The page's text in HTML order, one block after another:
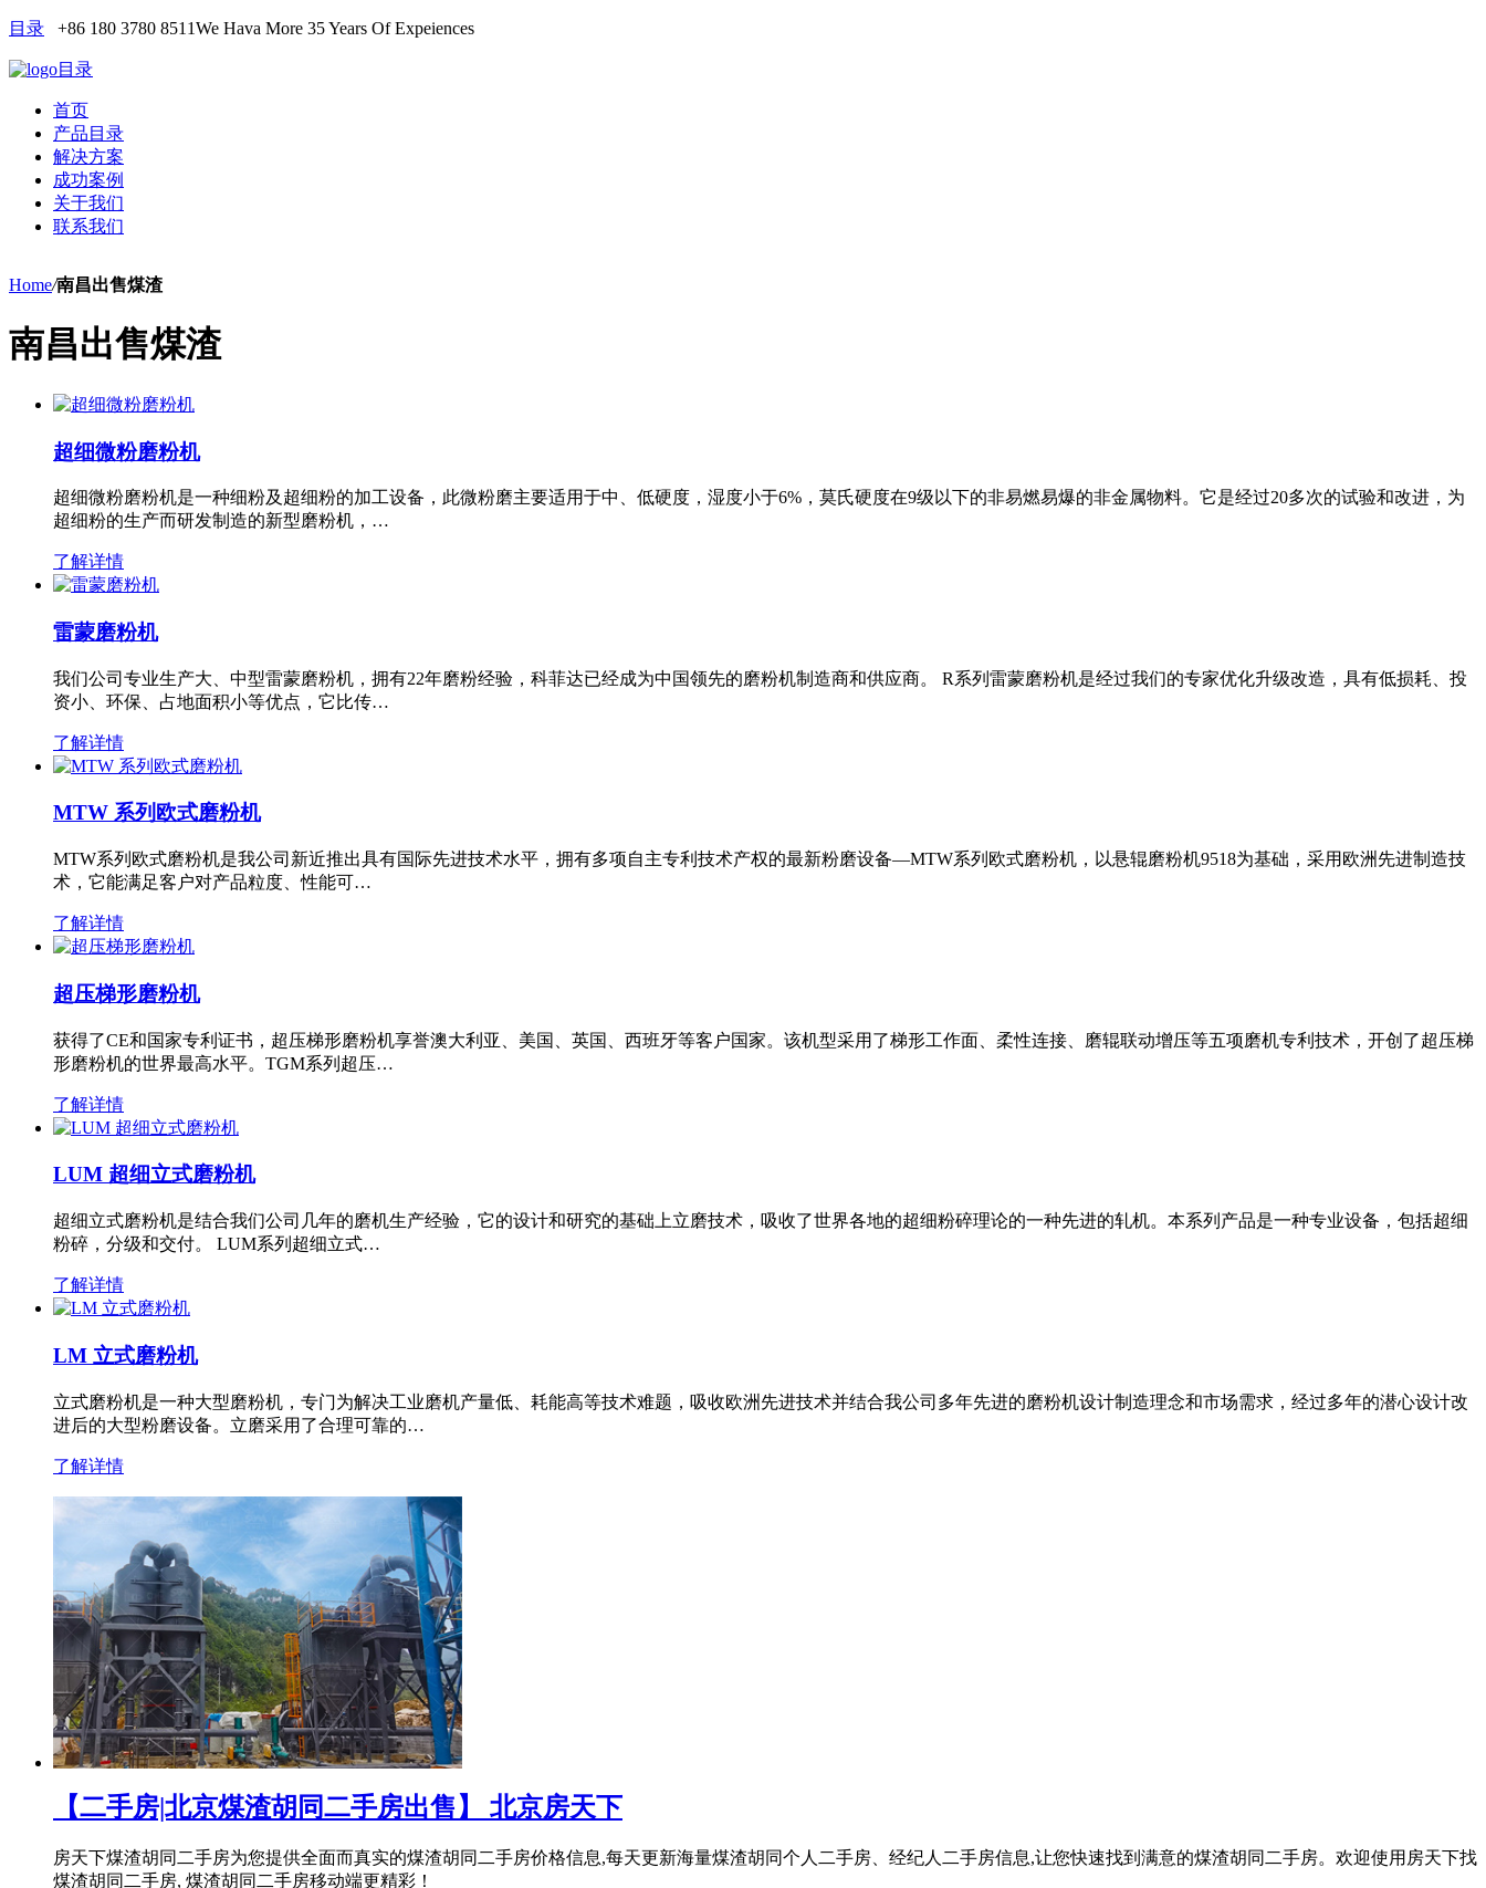
目录 +86 180 3780 8511We Hava More 35 Years Of Expeiences
目录
首页
产品目录
解决方案
成功案例
关于我们
联系我们
Home/南昌出售煤渣
南昌出售煤渣
超细微粉磨粉机
超细微粉磨粉机是一种细粉及超细粉的加工设备，此微粉磨主要适用于中、低硬度，湿度小于6%，莫氏硬度在9级以下的非易燃易爆的非金属物料。它是经过20多次的试验和改进，为
超细粉的生产而研发制造的新型磨粉机，…
了解详情
雷蒙磨粉机
我们公司专业生产大、中型雷蒙磨粉机，拥有22年磨粉经验，科菲达已经成为中国领先的磨粉机制造商和供应商。 R系列雷蒙磨粉机是经过我们的专家优化升级改造，具有低损耗、投
资小、环保、占地面积小等优点，它比传…
了解详情
MTW 系列欧式磨粉机
MTW系列欧式磨粉机是我公司新近推出具有国际先进技术水平，拥有多项自主专利技术产权的最新粉磨设备—MTW系列欧式磨粉机，以悬辊磨粉机9518为基础，采用欧洲先进制造技
术，它能满足客户对产品粒度、性能可…
了解详情
超压梯形磨粉机
获得了CE和国家专利证书，超压梯形磨粉机享誉澳大利亚、美国、英国、西班牙等客户国家。该机型采用了梯形工作面、柔性连接、磨辊联动增压等五项磨机专利技术，开创了超压梯
形磨粉机的世界最高水平。TGM系列超压…
了解详情
LUM 超细立式磨粉机
超细立式磨粉机是结合我们公司几年的磨机生产经验，它的设计和研究的基础上立磨技术，吸收了世界各地的超细粉碎理论的一种先进的轧机。本系列产品是一种专业设备，包括超细
粉碎，分级和交付。 LUM系列超细立式…
了解详情
LM 立式磨粉机
立式磨粉机是一种大型磨粉机，专门为解决工业磨机产量低、耗能高等技术难题，吸收欧洲先进技术并结合我公司多年先进的磨粉机设计制造理念和市场需求，经过多年的潜心设计改
进后的大型粉磨设备。立磨采用了合理可靠的…
了解详情
【二手房|北京煤渣胡同二手房出售】 北京房天下
房天下煤渣胡同二手房为您提供全面而真实的煤渣胡同二手房价格信息,每天更新海量煤渣胡同个人二手房、经纪人二手房信息,让您快速找到满意的煤渣胡同二手房。欢迎使用房天下找
煤渣胡同二手房, 煤渣胡同二手房移动端更精彩！